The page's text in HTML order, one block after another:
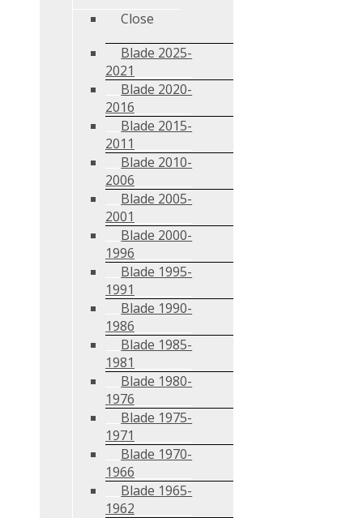
Close
Blade 2025-
2021
Blade 2020-
2016
Blade 2015-
2011
Blade 2010-
2006
Blade 2005-
2001
Blade 2000-
1996
Blade 1995-
1991
Blade 1990-
1986
Blade 1985-
1981
Blade 1980-
1976
Blade 1975-
1971
Blade 1970-
1966
Blade 1965-
1962